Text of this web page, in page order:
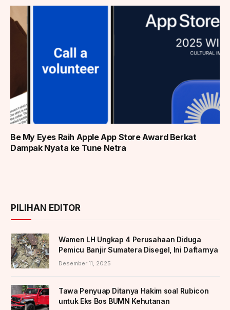
Be My Eyes Raih Apple App Store Award Berkat
Dampak Nyata ke Tune Netra
PILIHAN EDITOR
Wamen LH Ungkap 4 Perusahaan Diduga
Pemicu Banjir Sumatera Disegel, Ini Daftarnya
Desember 11, 2025
Tawa Penyuap Ditanya Hakim soal Rubicon
untuk Eks Bos BUMN Kehutanan